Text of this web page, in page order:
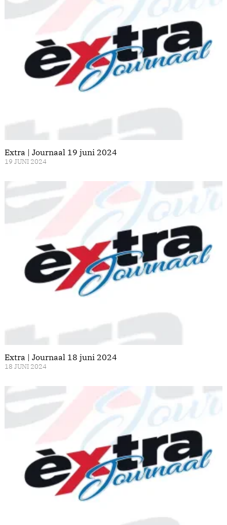
Extra | Journaal 19 juni 2024
19 JUNI 2024
Extra | Journaal 18 juni 2024
18 JUNI 2024